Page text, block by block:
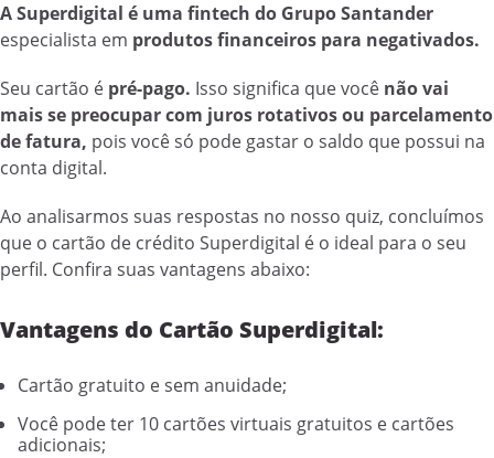
A Superdigital é uma fintech do Grupo Santander
especialista em produtos financeiros para negativados.
Seu cartão é pré-pago. Isso significa que você não vai
mais se preocupar com juros rotativos ou parcelamento
de fatura, pois você só pode gastar o saldo que possui na
conta digital.
Ao analisarmos suas respostas no nosso quiz, concluímos
que o cartão de crédito Superdigital é o ideal para o seu
perfil. Confira suas vantagens abaixo:
Vantagens do Cartão Superdigital:
Cartão gratuito e sem anuidade;
Você pode ter 10 cartões virtuais gratuitos e cartões
adicionais;